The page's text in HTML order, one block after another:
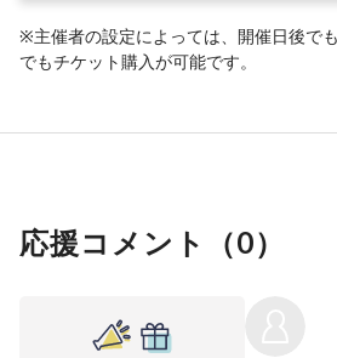
※主催者の設定によっては、開催日後で
でもチケット購入が可能です。
応援コメント（0）